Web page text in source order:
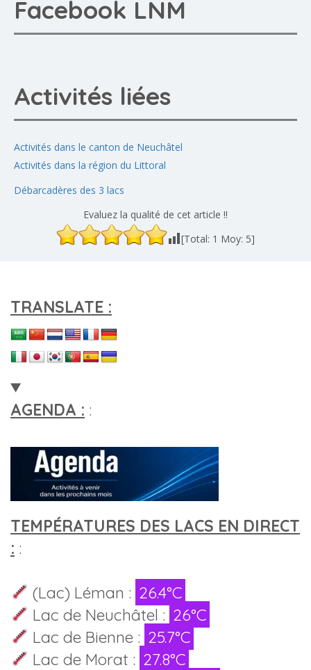
Facebook LNM
Activités liées
Activités dans le canton de Neuchâtel
Activités dans la région du Littoral
Débarcadères des 3 lacs
Evaluez la qualité de cet article !!
[Total: 1 Moy: 5]
TRANSLATE :
AGENDA : :
TEMPÉRATURES DES LACS EN DIRECT
: :
(Lac) Léman : 26.4°C
Lac de Neuchâtel : 26°C
Lac de Bienne : 25.7°C
Lac de Morat : 27.8°C